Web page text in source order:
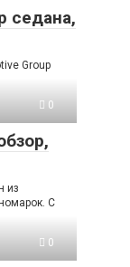
седана,
Group
0
из
С
0